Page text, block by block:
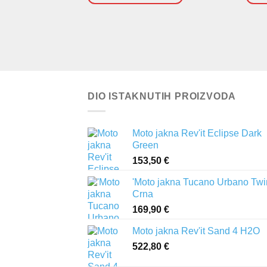
DIO ISTAKNUTIH PROIZVODA
Moto jakna Rev'it Eclipse Dark
Green
153,50 €
'Moto jakna Tucano Urbano
Crna
169,90 €
Moto jakna Rev'it Sand 4 H2O
522,80 €